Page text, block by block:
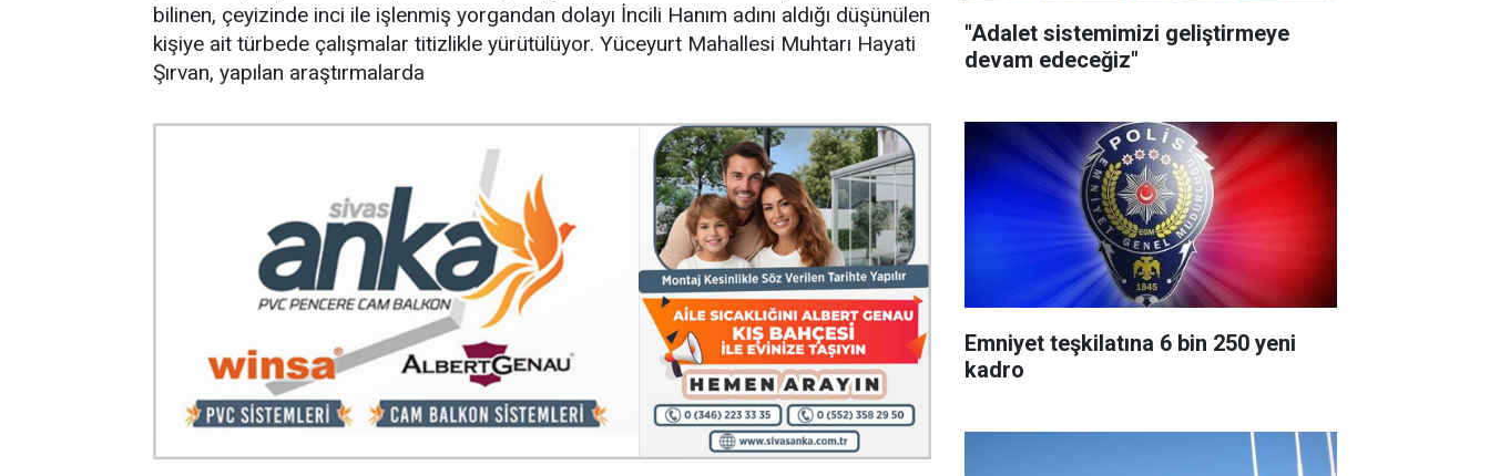
bilinen, çeyizinde inci ile işlenmiş yorgandan dolayı İncili Hanım adını aldığı düşünülen
kişiye ait türbede çalışmalar titizlikle yürütülüyor. Yüceyurt Mahallesi Muhtarı Hayati
Şırvan, yapılan araştırmalarda
"Adalet sistemimizi geliştirmeye
devam edeceğiz"
Emniyet teşkilatına 6 bin 250 yeni
kadro